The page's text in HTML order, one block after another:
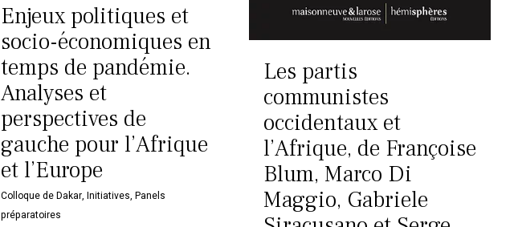
Les partis
communistes
occidentaux et
l’Afrique, de Françoise
Blum, Marco Di
Maggio, Gabriele
Enjeux politiques et
socio-économiques en
temps de pandémie.
Analyses et
perspectives de
gauche pour l’Afrique
et l’Europe
Colloque de Dakar, Initiatives, Panels
préparatoires